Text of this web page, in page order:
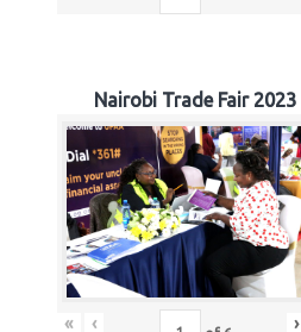
Nairobi Trade Fair 2023
« ‹ ›